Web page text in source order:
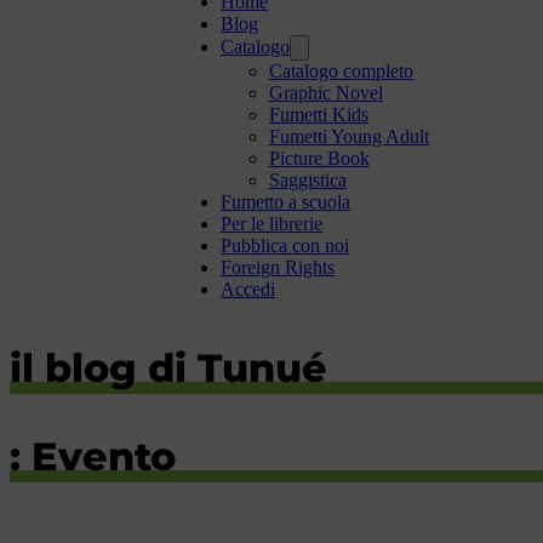
Blog
Catalogo
Catalogo completo
Graphic Novel
Fumetti Kids
Fumetti Young Adult
Picture Book
Saggistica
Fumetto a scuola
Per le librerie
Pubblica con noi
Foreign Rights
Accedi
il blog di Tunué
: Evento